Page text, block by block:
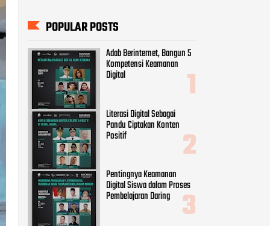
POPULAR POSTS
Adab Berinternet, Bangun 5
Kompetensi Keamanan
Digital
Literasi Digital Sebagai
Pandu Ciptakan Konten
Positif
Pentingnya Keamanan
Digital Siswa dalam Proses
Pembelajaran Daring